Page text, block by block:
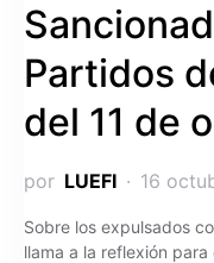
Partidos
del 11 de
por LUEFI 16
Sobre los expulsados
llama a la reflexión